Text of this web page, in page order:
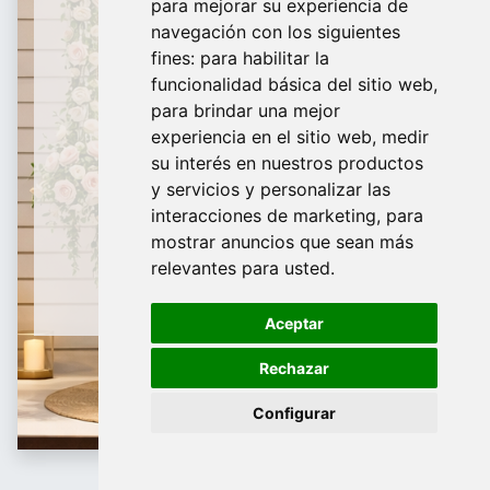
para mejorar su experiencia de
navegación con los siguientes
fines: para habilitar la
funcionalidad básica del sitio web,
para brindar una mejor
experiencia en el sitio web, medir
su interés en nuestros productos
y servicios y personalizar las
interacciones de marketing, para
mostrar anuncios que sean más
relevantes para usted.
Aceptar
Rechazar
Configurar
De Domingo a Viernes
¿Te ayudamos?
688 097 373
​ info@tridecor.net
Contáctanos
Etiquetaje